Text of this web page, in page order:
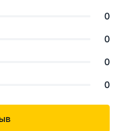
0
0
0
0